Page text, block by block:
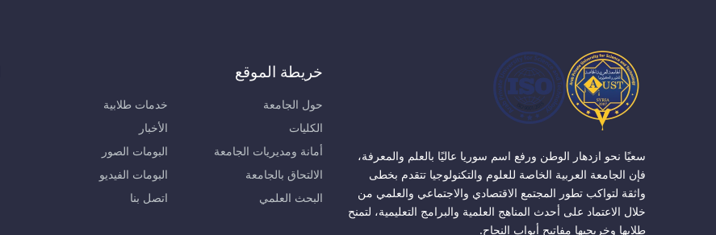
سعيًا نحو ازدهار الوطن ورفع اسم سوريا عاليًا بالعلم والمعرفة،
فإن الجامعة العربية الخاصة للعلوم والتكنولوجيا تتقدم بخطى
واثقة لتواكب تطور المجتمع الاقتصادي والاجتماعي والعلمي من
خلال الاعتماد على أحدث المناهج العلمية والبرامج التعليمية، لتمنح
طلابها وخريجيها مفاتيح أبواب النجاح.
خريطة الموقع
حول الجامعة
الكليات
أمانة ومديريات الجامعة
الالتحاق بالجامعة
البحث العلمي
خدمات طلابية
الأخبار
البومات الصور
البومات الفيديو
اتصل بنا